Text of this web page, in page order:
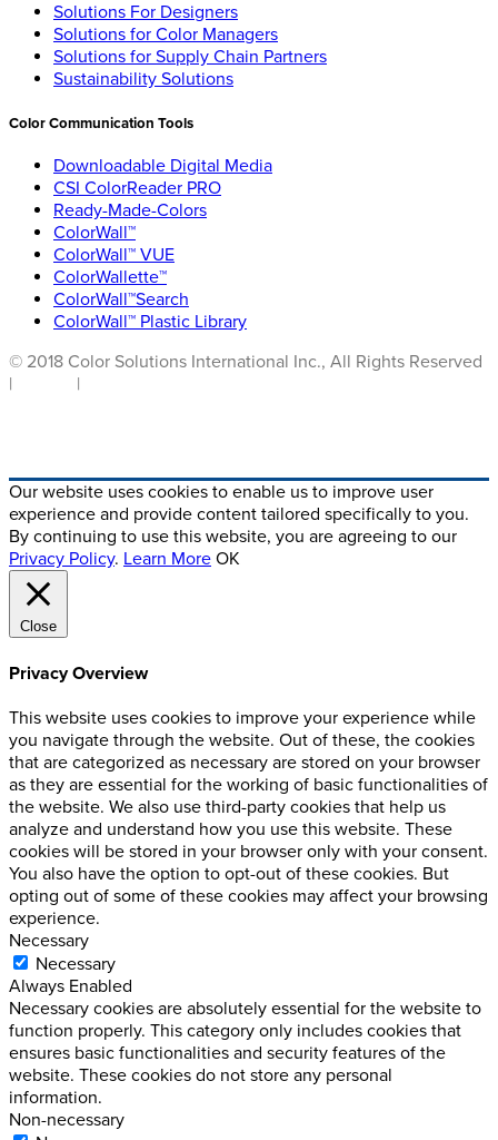
Solutions For Designers
Solutions for Color Managers
Solutions for Supply Chain Partners
Sustainability Solutions
Color Communication Tools
Downloadable Digital Media
CSI ColorReader PRO
Ready-Made-Colors
ColorWall™
ColorWall™ VUE
ColorWallette™
ColorWall™Search
ColorWall™ Plastic Library
© 2018 Color Solutions International Inc., All Rights Reserved
|
|
Our website uses cookies to enable us to improve user
experience and provide content tailored specifically to you.
By continuing to use this website, you are agreeing to our
Privacy Policy. Learn More OK
Close
Privacy Overview
This website uses cookies to improve your experience while
you navigate through the website. Out of these, the cookies
that are categorized as necessary are stored on your browser
as they are essential for the working of basic functionalities of
the website. We also use third-party cookies that help us
analyze and understand how you use this website. These
cookies will be stored in your browser only with your consent.
You also have the option to opt-out of these cookies. But
opting out of some of these cookies may affect your browsing
experience.
Necessary
Necessary
Always Enabled
Necessary cookies are absolutely essential for the website to
function properly. This category only includes cookies that
ensures basic functionalities and security features of the
website. These cookies do not store any personal
information.
Non-necessary